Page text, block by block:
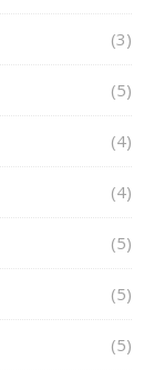
(3)
(5)
(4)
(4)
(5)
(5)
(5)